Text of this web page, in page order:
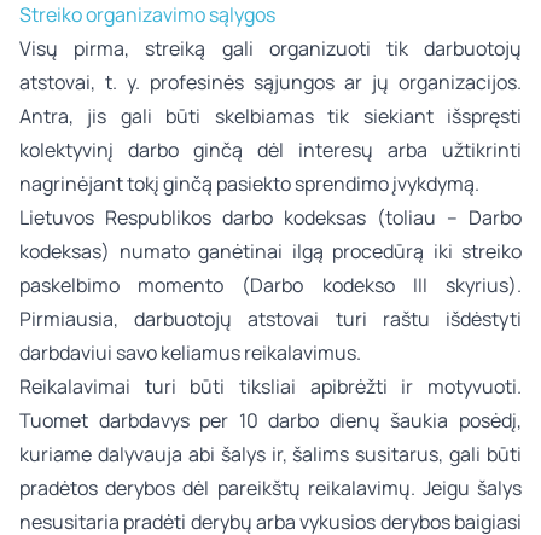
Streiko organizavimo sąlygos
Visų pirma, streiką gali organizuoti tik darbuotojų
atstovai, t. y. profesinės sąjungos ar jų organizacijos.
Antra, jis gali būti skelbiamas tik siekiant išspręsti
kolektyvinį darbo ginčą dėl interesų arba užtikrinti
nagrinėjant tokį ginčą pasiekto sprendimo įvykdymą.
Lietuvos Respublikos darbo kodeksas (toliau – Darbo
kodeksas) numato ganėtinai ilgą procedūrą iki streiko
paskelbimo momento (Darbo kodekso III skyrius).
Pirmiausia, darbuotojų atstovai turi raštu išdėstyti
darbdaviui savo keliamus reikalavimus.
Reikalavimai turi būti tiksliai apibrėžti ir motyvuoti.
Tuomet darbdavys per 10 darbo dienų šaukia posėdį,
kuriame dalyvauja abi šalys ir, šalims susitarus, gali būti
pradėtos derybos dėl pareikštų reikalavimų. Jeigu šalys
nesusitaria pradėti derybų arba vykusios derybos baigiasi